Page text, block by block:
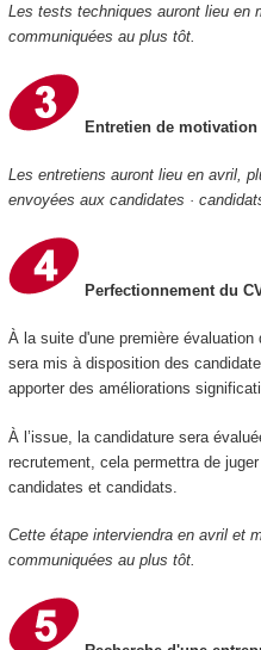
Les tests techniques auront lieu en
communiquées au plus tôt.
Entretien de motivation
Les entretiens auront lieu en avril,
envoyées aux candidates ·
Perfectionnement du
À la suite d'une première
sera mis à disposition des
apporter des améliorations
À l’issue, la candidature sera
recrutement, cela permettra de
candidates et candidats.
Cette étape interviendra en avril et
communiquées au plus tôt.